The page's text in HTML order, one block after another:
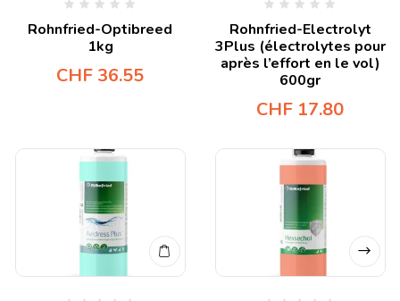
Rohnfried-Optibreed
1kg
CHF 36.55
Rohnfried-Electrolyt
3Plus (électrolytes pour
après l’effort en le vol)
600gr
CHF 17.80